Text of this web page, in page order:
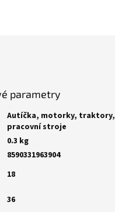
parametry
Autíčka, motorky, traktory,
pracovní stroje
0.3 kg
8590331963904
18
36